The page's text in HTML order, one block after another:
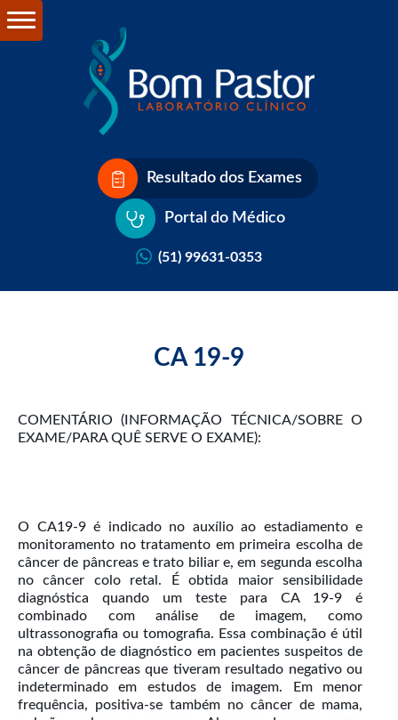
Resultado dos Exames
Portal do Médico
(51) 99631-0353
CA 19-9
COMENTÁRIO (INFORMAÇÃO TÉCNICA/SOBRE O
EXAME/PARA QUÊ SERVE O EXAME):
O CA19-9 é indicado no auxílio ao estadiamento e
monitoramento no tratamento em primeira escolha de
câncer de pâncreas e trato biliar e, em segunda escolha
no câncer colo retal. É obtida maior sensibilidade
diagnóstica quando um teste para CA 19-9 é
combinado com análise de imagem, como
ultrassonografia ou tomografia. Essa combinação é útil
na obtenção de diagnóstico em pacientes suspeitos de
câncer de pâncreas que tiveram resultado negativo ou
indeterminado em estudos de imagem. Em menor
frequência, positiva-se também no câncer de mama,